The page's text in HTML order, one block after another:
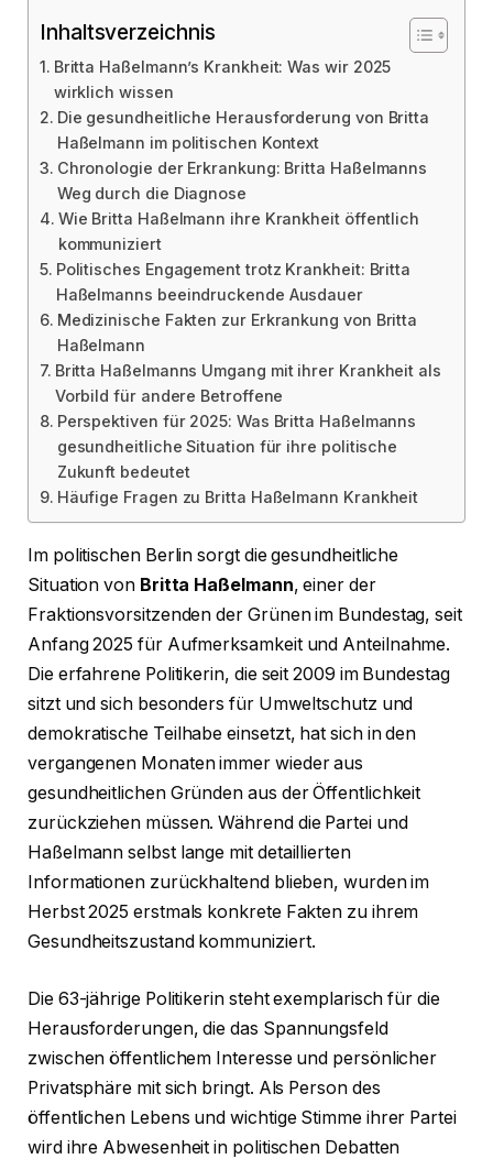
Inhaltsverzeichnis
Britta Haßelmann’s Krankheit: Was wir 2025
wirklich wissen
Die gesundheitliche Herausforderung von Britta
Haßelmann im politischen Kontext
Chronologie der Erkrankung: Britta Haßelmanns
Weg durch die Diagnose
Wie Britta Haßelmann ihre Krankheit öffentlich
kommuniziert
Politisches Engagement trotz Krankheit: Britta
Haßelmanns beeindruckende Ausdauer
Medizinische Fakten zur Erkrankung von Britta
Haßelmann
Britta Haßelmanns Umgang mit ihrer Krankheit als
Vorbild für andere Betroffene
Perspektiven für 2025: Was Britta Haßelmanns
gesundheitliche Situation für ihre politische
Zukunft bedeutet
Häufige Fragen zu Britta Haßelmann Krankheit
Im politischen Berlin sorgt die gesundheitliche
Situation von Britta Haßelmann, einer der
Fraktionsvorsitzenden der Grünen im Bundestag, seit
Anfang 2025 für Aufmerksamkeit und Anteilnahme.
Die erfahrene Politikerin, die seit 2009 im Bundestag
sitzt und sich besonders für Umweltschutz und
demokratische Teilhabe einsetzt, hat sich in den
vergangenen Monaten immer wieder aus
gesundheitlichen Gründen aus der Öffentlichkeit
zurückziehen müssen. Während die Partei und
Haßelmann selbst lange mit detaillierten
Informationen zurückhaltend blieben, wurden im
Herbst 2025 erstmals konkrete Fakten zu ihrem
Gesundheitszustand kommuniziert.
Die 63-jährige Politikerin steht exemplarisch für die
Herausforderungen, die das Spannungsfeld
zwischen öffentlichem Interesse und persönlicher
Privatsphäre mit sich bringt. Als Person des
öffentlichen Lebens und wichtige Stimme ihrer Partei
wird ihre Abwesenheit in politischen Debatten